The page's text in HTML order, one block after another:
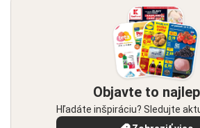
Objavte to
Hľadáte inšpiráciu? Sledujte